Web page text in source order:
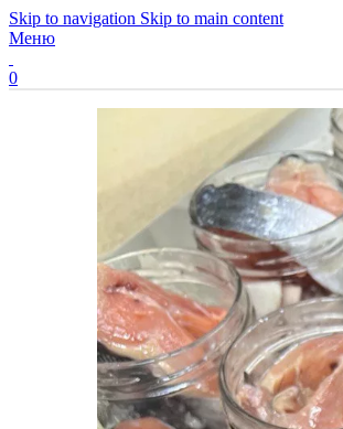
Skip to navigation Skip to main content
Меню
0